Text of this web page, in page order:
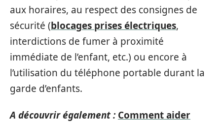
aux horaires, au respect des consignes de
sécurité (blocages prises électriques,
interdictions de fumer à proximité
immédiate de l’enfant, etc.) ou encore à
l’utilisation du téléphone portable durant la
garde d’enfants.
A découvrir également : Comment aider